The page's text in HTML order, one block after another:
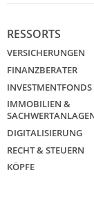
RESSORTS
VERSICHERUNGEN
FINANZBERATER
INVESTMENTFONDS
IMMOBILIEN &
DIGITALISIERUNG
RECHT & STEUERN
KÖPFE